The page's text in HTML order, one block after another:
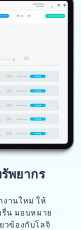
พยากร
งานใหม่ ให้
รื่น มอบหมาย
วข้องกับโลจิ